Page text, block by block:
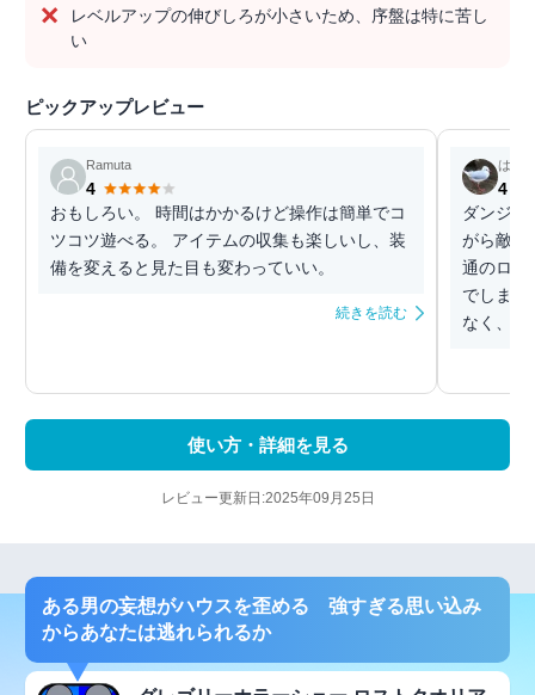
レベルアップの伸びしろが小さいため、序盤は特に苦し
い
ピックアップレビュー
Ramuta
4
おもしろい。 時間はかかるけど操作は簡単でコ
ツコツ遊べる。 アイテムの収集も楽しいし、装
備を変えると見た目も変わっていい。
続きを読む
はる
4
ダンジ
がら敵を
通のロー
でしまっ
なく、装
使い方・詳細を見る
レビュー更新日:2025年09月25日
ある男の妄想がハウスを歪める 強すぎる思い込み
からあなたは逃れられるか